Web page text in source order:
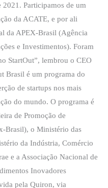
2021. Participamos de um
da ACATE, e por ali
da APEX-Brasil (Agência
e Investimentos). Foram
StartOut”, lembrou o CEO
Brasil é um programa do
de startups nos mais
do mundo. O programa é
de Promoção de
Brasil), o Ministério das
da Indústria, Comércio
e a Associação Nacional de
Inovadores
pela Quiron, via